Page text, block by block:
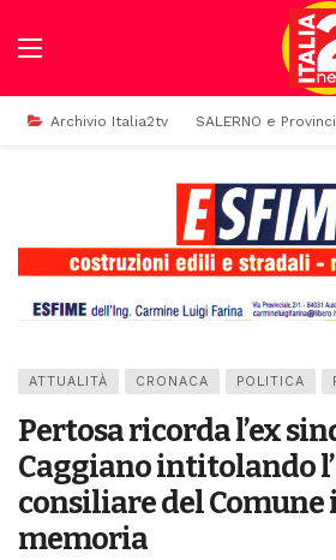
Archivio Italia2tv SALERNO e
ATTUALITÀ CRONACA POLITICA
Pertosa ricorda l’ex
Caggiano intitolando
consiliare del Comune
memoria